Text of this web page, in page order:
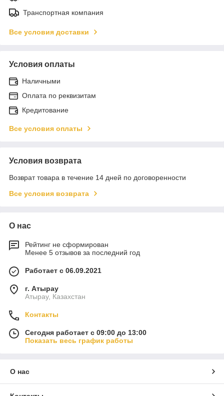
Транспортная компания
Все условия доставки
Условия оплаты
Наличными
Оплата по реквизитам
Кредитование
Все условия оплаты
Условия возврата
Возврат товара в течение 14 дней по договоренности
Все условия возврата
О нас
Рейтинг не сформирован
Менее 5 отзывов за последний год
Работает с 06.09.2021
г. Атырау
Атырау, Казахстан
Контакты
Сегодня работает с 09:00 до 13:00
Показать весь график работы
О нас